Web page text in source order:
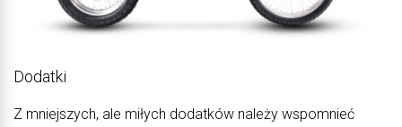
Dodatki
Z mniejszych, ale miłych dodatków należy wspomnieć